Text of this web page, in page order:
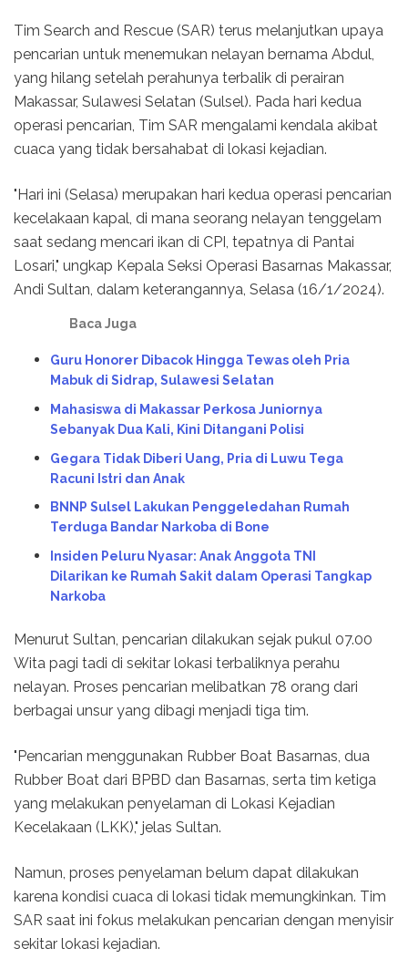
Tim Search and Rescue (SAR) terus melanjutkan upaya
pencarian untuk menemukan nelayan bernama Abdul,
yang hilang setelah perahunya terbalik di perairan
Makassar, Sulawesi Selatan (Sulsel). Pada hari kedua
operasi pencarian, Tim SAR mengalami kendala akibat
cuaca yang tidak bersahabat di lokasi kejadian.
"Hari ini (Selasa) merupakan hari kedua operasi pencarian
kecelakaan kapal, di mana seorang nelayan tenggelam
saat sedang mencari ikan di CPI, tepatnya di Pantai
Losari," ungkap Kepala Seksi Operasi Basarnas Makassar,
Andi Sultan, dalam keterangannya, Selasa (16/1/2024).
Baca Juga
Guru Honorer Dibacok Hingga Tewas oleh Pria
Mabuk di Sidrap, Sulawesi Selatan
Mahasiswa di Makassar Perkosa Juniornya
Sebanyak Dua Kali, Kini Ditangani Polisi
Gegara Tidak Diberi Uang, Pria di Luwu Tega
Racuni Istri dan Anak
BNNP Sulsel Lakukan Penggeledahan Rumah
Terduga Bandar Narkoba di Bone
Insiden Peluru Nyasar: Anak Anggota TNI
Dilarikan ke Rumah Sakit dalam Operasi Tangkap
Narkoba
Menurut Sultan, pencarian dilakukan sejak pukul 07.00
Wita pagi tadi di sekitar lokasi terbaliknya perahu
nelayan. Proses pencarian melibatkan 78 orang dari
berbagai unsur yang dibagi menjadi tiga tim.
"Pencarian menggunakan Rubber Boat Basarnas, dua
Rubber Boat dari BPBD dan Basarnas, serta tim ketiga
yang melakukan penyelaman di Lokasi Kejadian
Kecelakaan (LKK)," jelas Sultan.
Namun, proses penyelaman belum dapat dilakukan
karena kondisi cuaca di lokasi tidak memungkinkan. Tim
SAR saat ini fokus melakukan pencarian dengan menyisir
sekitar lokasi kejadian.